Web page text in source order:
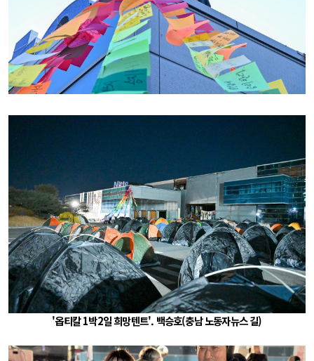
'옵티칼 1박2일 희망텐트'. 백승호(충남 노동자뉴스 길)